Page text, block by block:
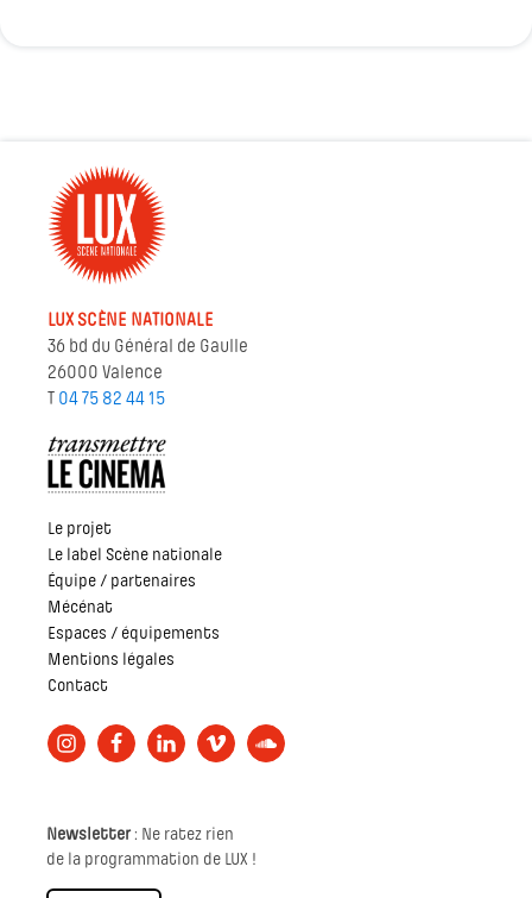
LUX SCÈNE NATIONALE
36 bd du Général de Gaulle
26000 Valence
T 04 75 82 44 15
Le projet
Le label Scène nationale
Équipe / partenaires
Mécénat
Espaces / équipements
Mentions légales
Contact
Newsletter: Ne ratez rien
de la programmation de LUX !